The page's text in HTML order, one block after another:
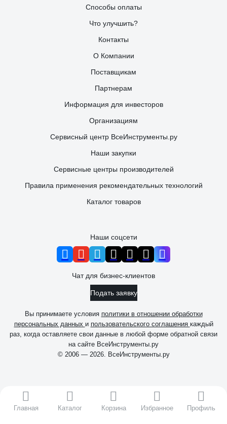
Главная Каталог Корзина Избранное Профиль
Способы оплаты
Что улучшить?
Контакты
О Компании
Поставщикам
Партнерам
Информация для инвесторов
Организациям
Сервисный центр ВсеИнструменты.ру
Наши закупки
Сервисные центры производителей
Правила применения рекомендательных технологий
Каталог товаров
Наши соцсети
Чат для бизнес-клиентов
Подать заявку
Вы принимаете условия политики в отношении обработки
персональных данных и пользовательского соглашения каждый
раз, когда оставляете свои данные в любой форме обратной связи
на сайте ВсеИнструменты.ру
© 2006 — 2026. ВсеИнструменты.ру